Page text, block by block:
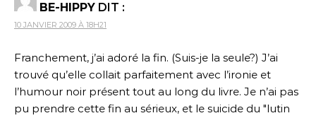
BE-HIPPY DIT :
10 JANVIER 2009 À 18H21
Franchement, j’ai adoré la fin. (Suis-je la seule?) J’ai
trouvé qu’elle collait parfaitement avec l’ironie et
l’humour noir présent tout au long du livre. Je n’ai pas
pu prendre cette fin au sérieux, et le suicide du "lutin